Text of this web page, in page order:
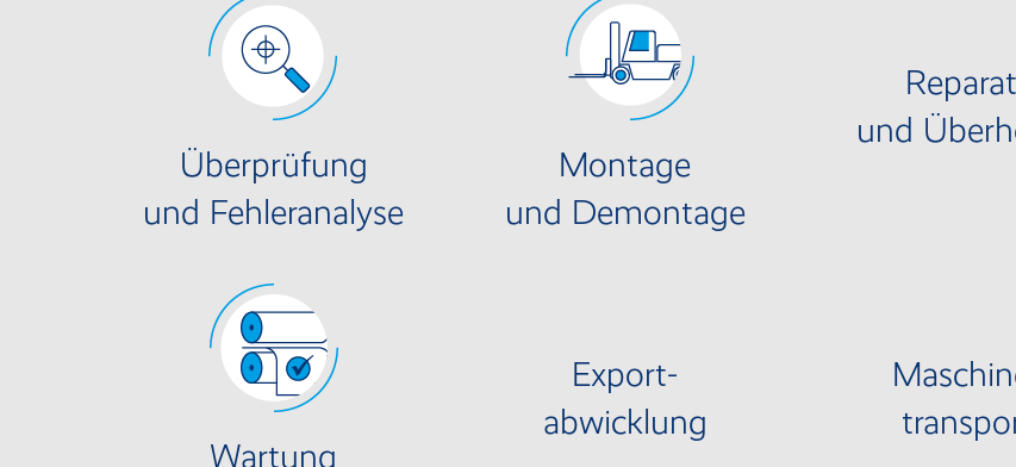
Überprüfung
und Fehleranalyse
Montage
und Demontage
und
Wartung
Export-
abwicklung